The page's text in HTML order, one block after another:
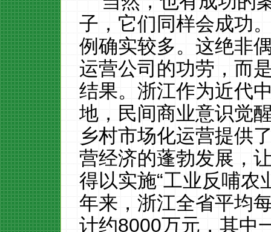
子，它们同样会成功
例确实较多。这绝非
运营公司的功劳，而
结果。浙江作为近代
地，民间商业意识觉
乡村市场化运营提供
营经济的蓬勃发展，
得以实施“工业反哺农
年来，浙江全省平均
计约8000万元，其中